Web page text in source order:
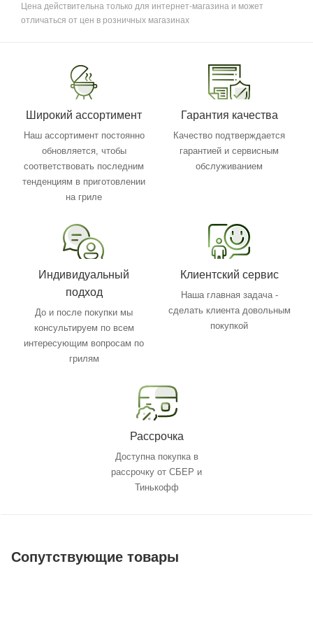
Цена действительна только для интернет-магазина и может
отличаться от цен в розничных магазинах
Широкий ассортимент
Наш ассортимент постоянно
обновляется, чтобы
соответствовать последним
тенденциям в приготовлении
на гриле
Гарантия качества
Качество подтверждается
гарантией и сервисным
обслуживанием
Индивидуальный
подход
До и после покупки мы
консультируем по всем
интересующим вопросам по
грилям
Клиентский сервис
Наша главная задача -
сделать клиента довольным
покупкой
Рассрочка
Доступна покупка в
рассрочку от СБЕР и
Тинькофф
Сопутствующие товары